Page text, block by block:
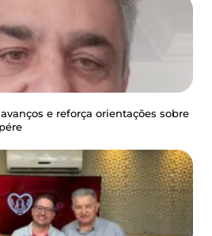
e reforça orientações sobre